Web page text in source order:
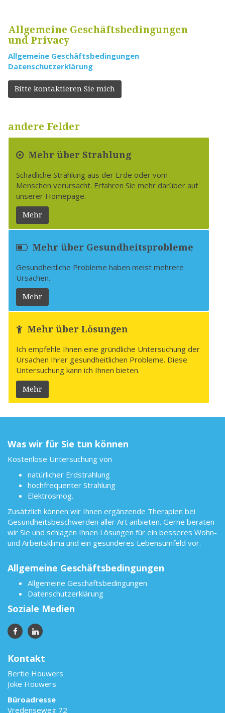
Allgemeine Geschäftsbedingungen
und Privacy
Allgemeine Geschäftsbedingungen
Datenschutzerklärung
Bitte kontaktieren Sie mich
andere Felder
Mehr über Strahlung
Schädliche Strahlung aus der Erde oder vom
Menschen verursacht. Erfahren Sie mehr darüber auf
unserer Homepage.
Mehr
Mehr über Gesundheitsprobleme
Gesundheitliche Probleme haben meist mehrere
Ursachen.
Mehr
Mehr über Lösungen
Ich empfehle Ihnen eine gründliche Untersuchung der
Ursachen Ihrer gesundheitlichen Probleme. Diese
Untersuchung kann ich Ihnen bieten.
Mehr
Was wir für Sie tun können
Kostenlose Untersuchung von
natürlicher Erdstrahlung
hochfrequenter Strahlung
Elektrosmog.
Zusätzlich können wir Ihnen ergänzende Therapien bei
Gesundheitsbeschwerden aller Art anbieten. Gerne beraten
wir Sie und schlagen Ihnen Lösungen für ein besseres Wohn-
und Arbeitsklima und ein gesünderes Lebensumfeld vor.
Allgemeine Geschäftsbedingungen
Allgemeine Geschäftsbedingungen
Datenschutzerklärung
Soziale Medien
Kontakt
Bertie Houwers
Joke Houwers
Büroadresse
Vredenseweg 72